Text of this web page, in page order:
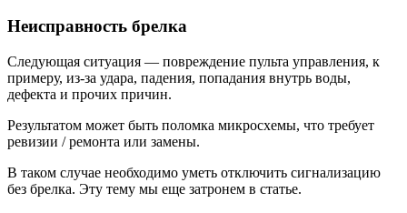
Неисправность брелка
Следующая ситуация — повреждение пульта управления, к
примеру, из-за удара, падения, попадания внутрь воды,
дефекта и прочих причин.
Результатом может быть поломка микросхемы, что требует
ревизии / ремонта или замены.
В таком случае необходимо уметь отключить сигнализацию
без брелка. Эту тему мы еще затронем в статье.